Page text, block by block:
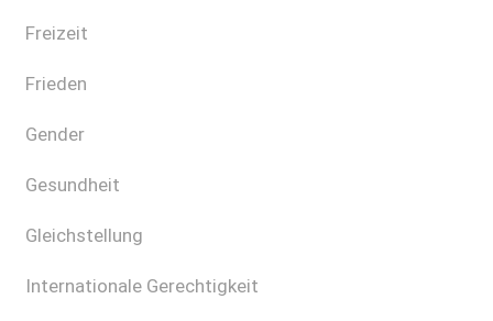
Freizeit
Frieden
Gender
Gesundheit
Gleichstellung
Internationale Gerechtigkeit